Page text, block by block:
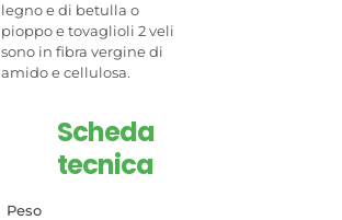
legno e di betulla o
pioppo e tovaglioli 2 veli
sono in fibra vergine di
amido e cellulosa.
Scheda
tecnica
Peso